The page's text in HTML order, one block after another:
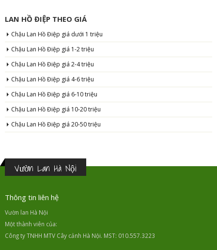
LAN HỒ ĐIỆP THEO GIÁ
Chậu Lan Hồ Điệp giá dưới 1 triệu
Chậu Lan Hồ Điệp giá 1-2 triệu
Chậu Lan Hồ Điệp giá 2-4 triệu
Chậu Lan Hồ Điệp giá 4-6 triệu
Chậu Lan Hồ Điệp giá 6-10 triệu
Chậu Lan Hồ Điệp giá 10-20 triệu
Chậu Lan Hồ Điệp giá 20-50 triệu
Vườn Lan Hà Nội
Thông tin liên hệ
Vườn lan Hà Nội
Một thành viên của:
Công ty TNHH MTV Cây cảnh Hà Nội. MST: 010.557.3223